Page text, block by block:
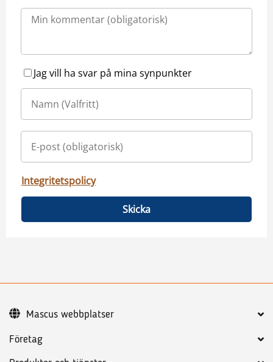
Jag vill ha svar på mina synpunkter
Integritetspolicy
Skicka
Företag
Mascus webbplatser